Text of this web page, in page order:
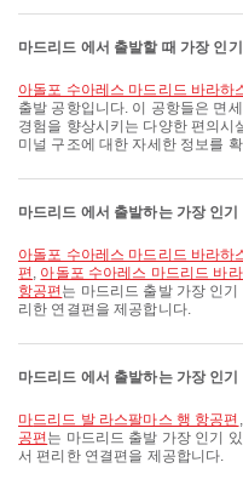
마드리드 에서 출발할 때 가장 인
아돌포 수아레스 마드리드 바라하
출발 공항입니다. 이 공항들은 면
경험을 향상시키는 다양한 편의시
미널 구조에 대한 자세한 정보를
마드리드 에서 출발하는 가장 인
아돌포 수아레스 마드리드 바라하스 공항에서 그란 카나리아 공항까지의 항공
편 , 아돌포 수아레스 마드리드 바
항공편 는 마드리드 출발 가장 인
리한 연결편을 제공합니다.
마드리드 에서 출발하는 가장 인
마드리드 발 라스팔마스 행 항공편 ,
공편 는 마드리드 출발 가장 인기
서 편리한 연결편을 제공합니다.